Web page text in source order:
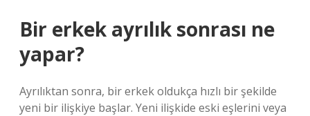
Bir erkek ayrılık sonrası ne
yapar?
Ayrılıktan sonra, bir erkek oldukça hızlı bir şekilde
yeni bir ilişkiye başlar. Yeni ilişkide eski eşlerini veya